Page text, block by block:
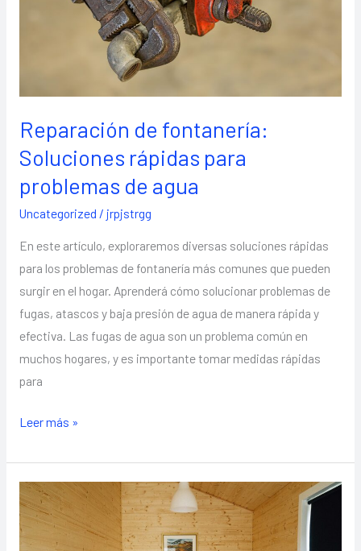
Reparación de fontanería:
Soluciones rápidas para
problemas de agua
Uncategorized / jrpjstrgg
En este artículo, exploraremos diversas soluciones rápidas
para los problemas de fontanería más comunes que pueden
surgir en el hogar. Aprenderá cómo solucionar problemas de
fugas, atascos y baja presión de agua de manera rápida y
efectiva. Las fugas de agua son un problema común en
muchos hogares, y es importante tomar medidas rápidas
para
Leer más »
Reformas
rústicas:
Encanto